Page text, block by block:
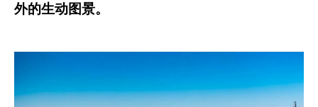
外的生动图景。